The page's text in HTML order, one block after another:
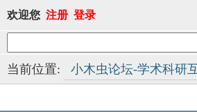
欢迎您 注册 登录
当前位置: 小木虫论坛-学术科研